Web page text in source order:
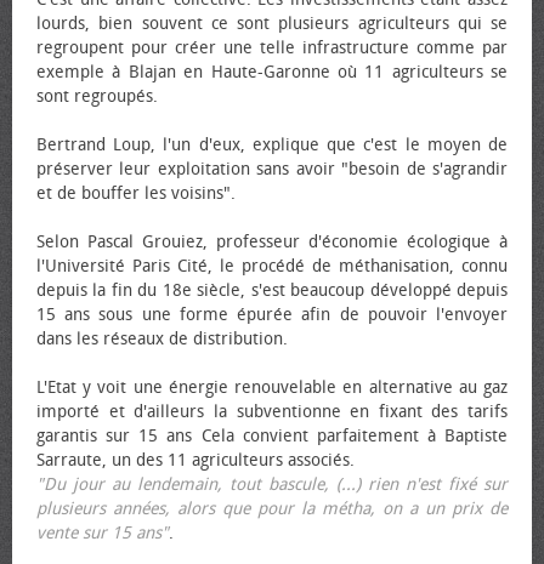
lourds, bien souvent ce sont plusieurs agriculteurs qui se
regroupent pour créer une telle infrastructure comme par
exemple à Blajan en Haute-Garonne où 11 agriculteurs se
sont regroupés.
Bertrand Loup, l'un d'eux, explique que c'est le moyen de
préserver leur exploitation sans avoir "besoin de s'agrandir
et de bouffer les voisins".
Selon Pascal Grouiez, professeur d'économie écologique à
l'Université Paris Cité, le procédé de méthanisation, connu
depuis la fin du 18e siècle, s'est beaucoup développé depuis
15 ans sous une forme épurée afin de pouvoir l'envoyer
dans les réseaux de distribution.
L'Etat y voit une énergie renouvelable en alternative au gaz
importé et d'ailleurs la subventionne en fixant des tarifs
garantis sur 15 ans Cela convient parfaitement à Baptiste
Sarraute, un des 11 agriculteurs associés.
"Du jour au lendemain, tout bascule, (...) rien n'est fixé sur
plusieurs années, alors que pour la métha, on a un prix de
vente sur 15 ans".